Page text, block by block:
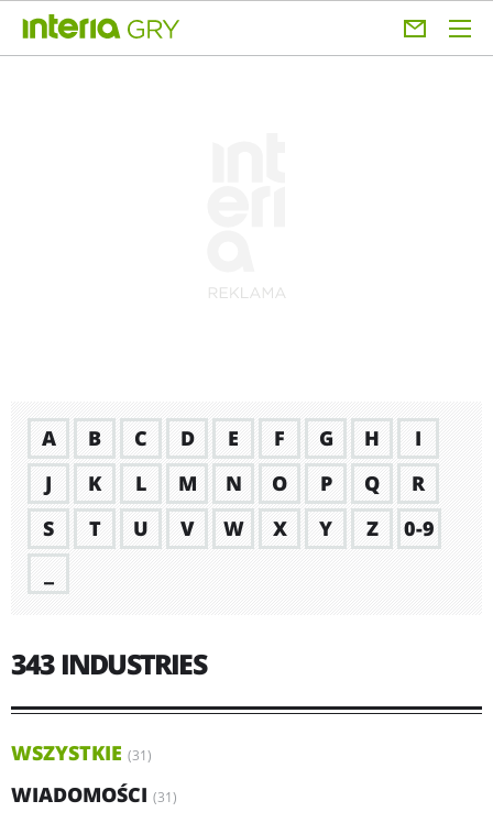
A B C D E F G H
I
J
K L M N O P Q
R
S
T U V W X Y Z
0-9
343 INDUSTRIES
WSZYSTKIE (31)
WIADOMOŚCI (31)